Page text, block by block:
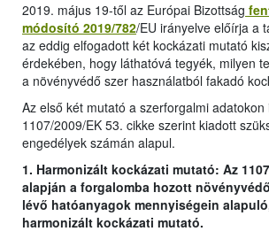
2019. május 19-től az Európai Bizottság
módosító 2019/782/EU irányelve előírja a
az eddig elfogadott két kockázati mutató
érdekében, hogy láthatóvá tegyék, milyen
a növényvédő szer használatból fakadó
Az első két mutató a szerforgalmi adatokon
1107/2009/EK 53. cikke szerint kiadott
engedélyek számán alapul.
1. Harmonizált kockázati mutató: Az
alapján a forgalomba hozott
lévő hatóanyagok mennyiségein
harmonizált kockázati mutató.